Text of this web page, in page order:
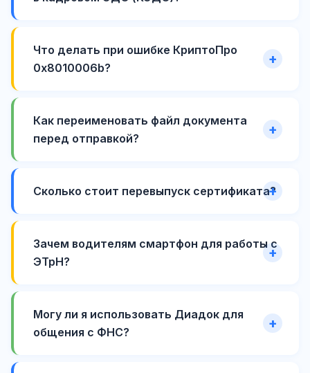
Что делать при ошибке КриптоПро
0x8010006b?
Как переименовать файл документа
перед отправкой?
Сколько стоит перевыпуск сертификата?
Зачем водителям смартфон для работы с
ЭТрН?
Могу ли я использовать Диадок для
общения с ФНС?